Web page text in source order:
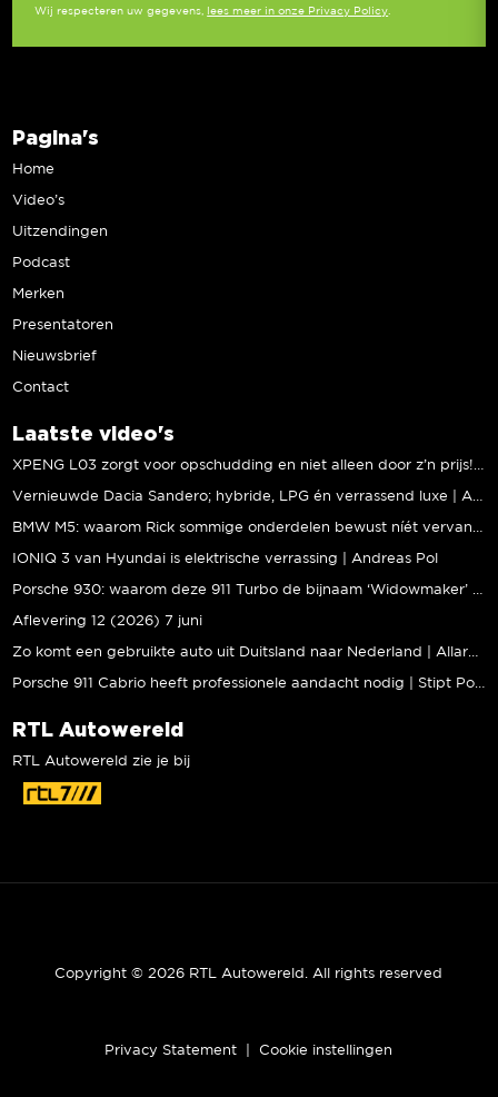
Wij respecteren uw gegevens, lees meer in onze Privacy Policy
Pagina's
Home
Video’s
Uitzendingen
Podcast
Merken
Presentatoren
Nieuwsbrief
Contact
Laatste video's
IONIQ 3 van Hyundai is elektrische verrassing | Andreas Pol
Aflevering 12 (2026) 7 juni
RTL Autowereld
RTL Autowereld zie je bij
Copyright © 2026 RTL Autowereld. All rights reserved
Privacy Statement Cookie instellingen